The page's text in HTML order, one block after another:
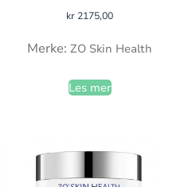
kr 2175,00
Merke:ZO Skin Health
Les mer